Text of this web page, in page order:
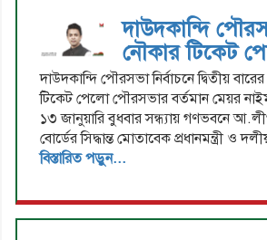
দাউদকান্দি
নৌকার টিকেট
দাউদকান্দি পৌরসভা নির্বাচনে দ্বিতীয়
টিকেট পেলো পৌরসভার বর্তমান মেয়র
১৩ জানুয়ারি বুধবার সন্ধ্যায় গণভবনে
বোর্ডের সিদ্ধান্ত মোতাবেক প্রধানমন্ত্রী ও
বিস্তারিত পড়ুন...